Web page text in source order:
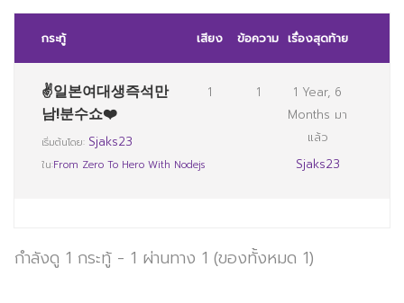
กระทู้ เสียง ข้อความ เรื่องสุดท้าย
✌일본여대생즉석만
남!분수쇼❤️
เริ่มต้นโดย: Sjaks23
ใน:From Zero To Hero With Nodejs
1 1
1 Year, 6
Months มา
แล้ว
Sjaks23
กำลังดู 1 กระทู้ - 1 ผ่านทาง 1 (ของทั้งหมด 1)